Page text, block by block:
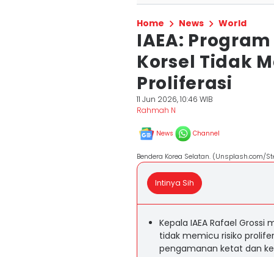
Home News World
IAEA:
Korsel Tidak
Proliferasi
11 Jun 2026, 10:46 WIB
Rahmah N
News Channel
Bendera Korea Selatan. (Unsplash.com/
Intinya Sih
Kepala IAEA Rafael
tidak memicu risiko
pengamanan ketat dan